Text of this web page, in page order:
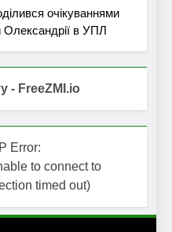
очікуваннями
Олександрії в УПЛ
- FreeZMI.io
Error:
to connect to
timed out)